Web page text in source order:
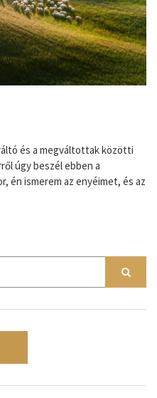
és a megváltottak közötti
úgy beszél ebben a
én ismerem az enyéimet, és az